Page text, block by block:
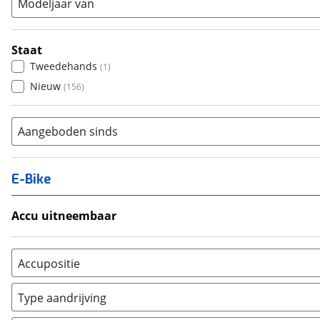
Modeljaar van
Staat
Tweedehands (1)
Nieuw (156)
Aangeboden sinds
E-Bike
Accu uitneembaar
Nee, vast (0)
Accupositie
Bagagedrager (64)
Frame (0 )
Type aandrijving